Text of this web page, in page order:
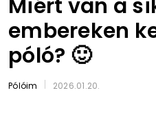
Miért van a
embereken
póló? 🙂
Pólóim 2026.01.20.